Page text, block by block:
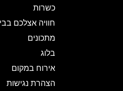
כשרות
חוויה אצלכם
מתכונים
בלוג
אירוח במקום
הצהרת נגישות